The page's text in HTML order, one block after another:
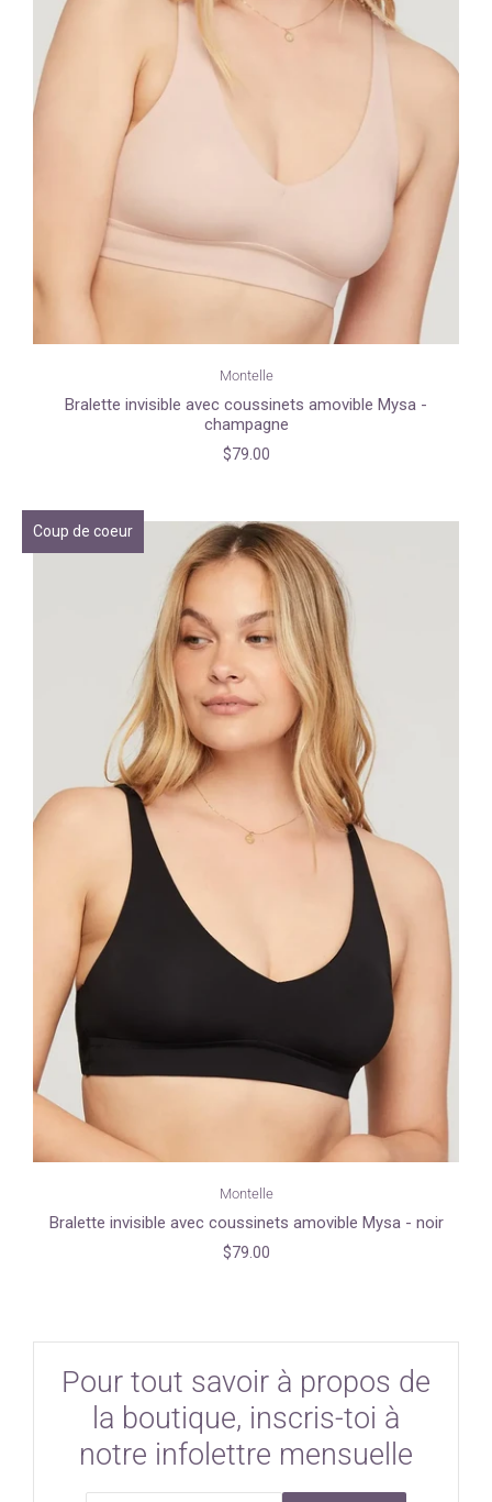
Montelle
Bralette invisible avec coussinets amovible Mysa -
champagne
$79.00
Coup de coeur
Montelle
Bralette invisible avec coussinets amovible Mysa - noir
$79.00
Pour tout savoir à propos de
la boutique, inscris-toi à
notre infolettre mensuelle